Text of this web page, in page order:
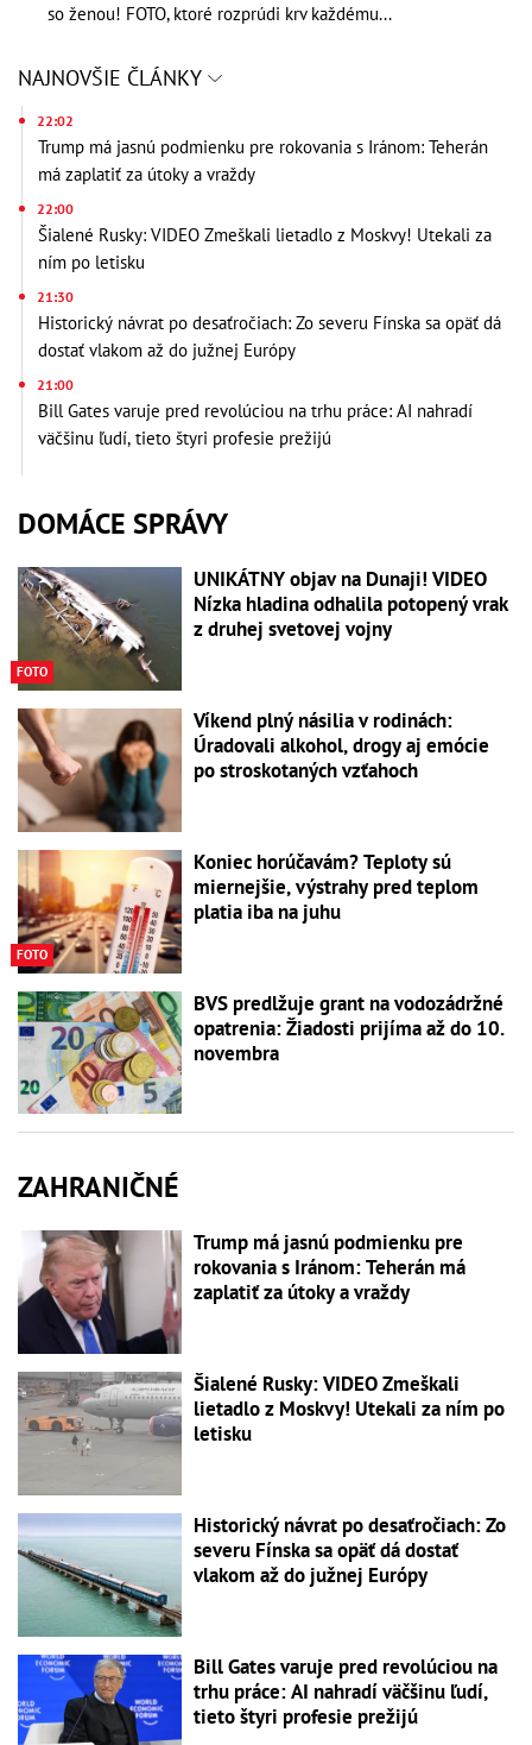
so ženou! FOTO, ktoré rozprúdi krv každému...
NAJNOVŠIE ČLÁNKY
22:02
Trump má jasnú podmienku pre rokovania s Iránom: Teherán
má zaplatiť za útoky a vraždy
22:00
Šialené Rusky: VIDEO Zmeškali lietadlo z Moskvy! Utekali za
ním po letisku
21:30
Historický návrat po desaťročiach: Zo severu Fínska sa opäť dá
dostať vlakom až do južnej Európy
21:00
Bill Gates varuje pred revolúciou na trhu práce: AI nahradí
väčšinu ľudí, tieto štyri profesie prežijú
DOMÁCE SPRÁVY
FOTO
UNIKÁTNY objav na Dunaji! VIDEO
Nízka hladina odhalila potopený vrak
z druhej svetovej vojny
Víkend plný násilia v rodinách:
Úradovali alkohol, drogy aj emócie
po stroskotaných vzťahoch
FOTO
Koniec horúčavám? Teploty sú
miernejšie, výstrahy pred teplom
platia iba na juhu
BVS predlžuje grant na vodozádržné
opatrenia: Žiadosti prijíma až do 10.
novembra
ZAHRANIČNÉ
Trump má jasnú podmienku pre
rokovania s Iránom: Teherán má
zaplatiť za útoky a vraždy
Šialené Rusky: VIDEO Zmeškali
lietadlo z Moskvy! Utekali za ním po
letisku
Historický návrat po desaťročiach: Zo
severu Fínska sa opäť dá dostať
vlakom až do južnej Európy
Bill Gates varuje pred revolúciou na
trhu práce: AI nahradí väčšinu ľudí,
tieto štyri profesie prežijú